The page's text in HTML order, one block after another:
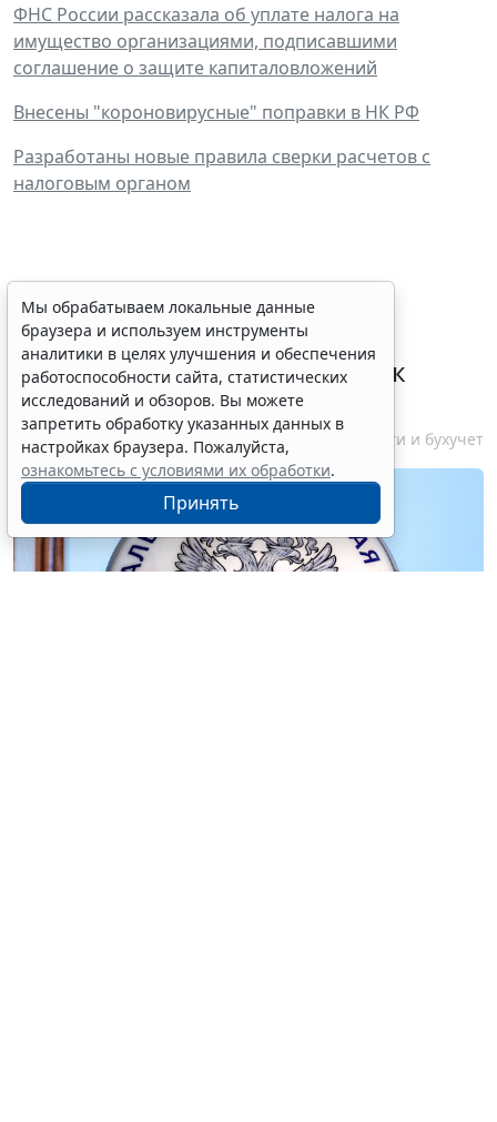
ФНС России рассказала об уплате налога на
имущество организациями, подписавшими
соглашение о защите капиталовложений
Внесены "короновирусные" поправки в НК РФ
Разработаны новые правила сверки расчетов с
налоговым органом
ФНС России планирует
урегулировать
экстерриториальный порядок
рассмотрения жалоб
6 августа 2026 15:15 Налоги и бухучет
Мы обрабатываем локальные данные
браузера и используем инструменты
аналитики в целях улучшения и обеспечения
работоспособности сайта, статистических
исследований и обзоров. Вы можете
запретить обработку указанных данных в
настройках браузера. Пожалуйста,
ознакомьтесь с условиями их обработки.
Принять